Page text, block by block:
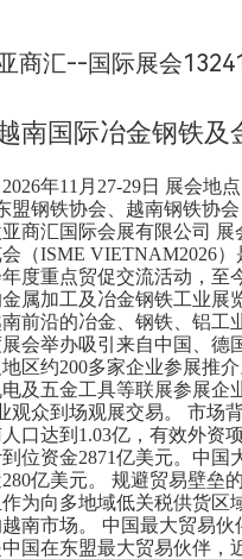
商汇--国际展会
南国际冶金钢铁及
年11月27-29日 展会地
盟钢铁协会、越南钢铁协
商汇国际会展有限公司
（ISME VIETNAM2026
度重点贸促交流活动，至
属加工及冶金钢铁工业展
前沿的冶金、钢铁、铝工
会举办吸引来自中国、德
区约200多家企业参展推
及五金工具等联展参展企
观众到场观展交易。 市场
口达到1.03亿，有效外资
位资金2871亿美元。中国
亿美元。 规避贸易壁垒
为向多地域低关税供货区
南市场。 中国最大贸易
国在东盟最大贸易伙伴，